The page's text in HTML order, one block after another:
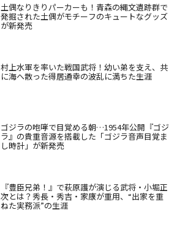
土偶なりきりパーカーも！青森の縄文遺跡群で
発掘された土偶がモチーフのキュートなグッズ
が新発売
村上水軍を率いた戦国武将！幼い弟を支え、共
に海へ散った得居通幸の波乱に満ちた生涯
ゴジラの咆哮で目覚める朝…1954年公開『ゴジ
ラ』の貴重音源を搭載した「ゴジラ音声目覚ま
し時計」が新発売
『豊臣兄弟！』で萩原護が演じる武将・小堀正
次とは？秀長・秀吉・家康が重用、“出家を重
ねた実務派”の生涯